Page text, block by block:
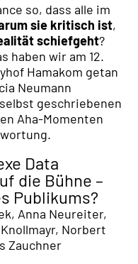
so, dass alle im
sie kritisch ist,
schiefgeht?
haben wir am 12.
Hamakom getan
Neumann
geschriebenen
Aha-Momenten
Data
die Bühne –
Publikums?
Anna Neureiter,
Norbert
Zauchner